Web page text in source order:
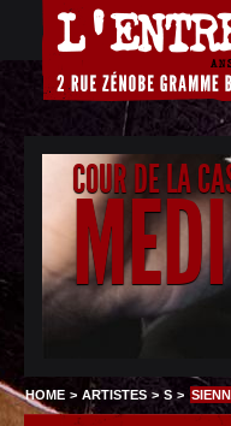
COUR DE LA
HOME > ARTISTES > S >